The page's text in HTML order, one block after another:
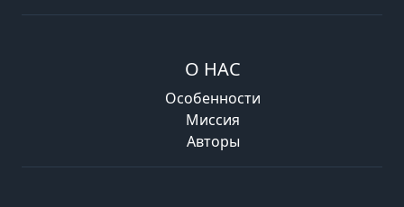
О НАС
Особенности
Миссия
Авторы